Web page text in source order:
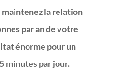
maintenez la relation
par an de votre
énorme pour un
minutes par jour.